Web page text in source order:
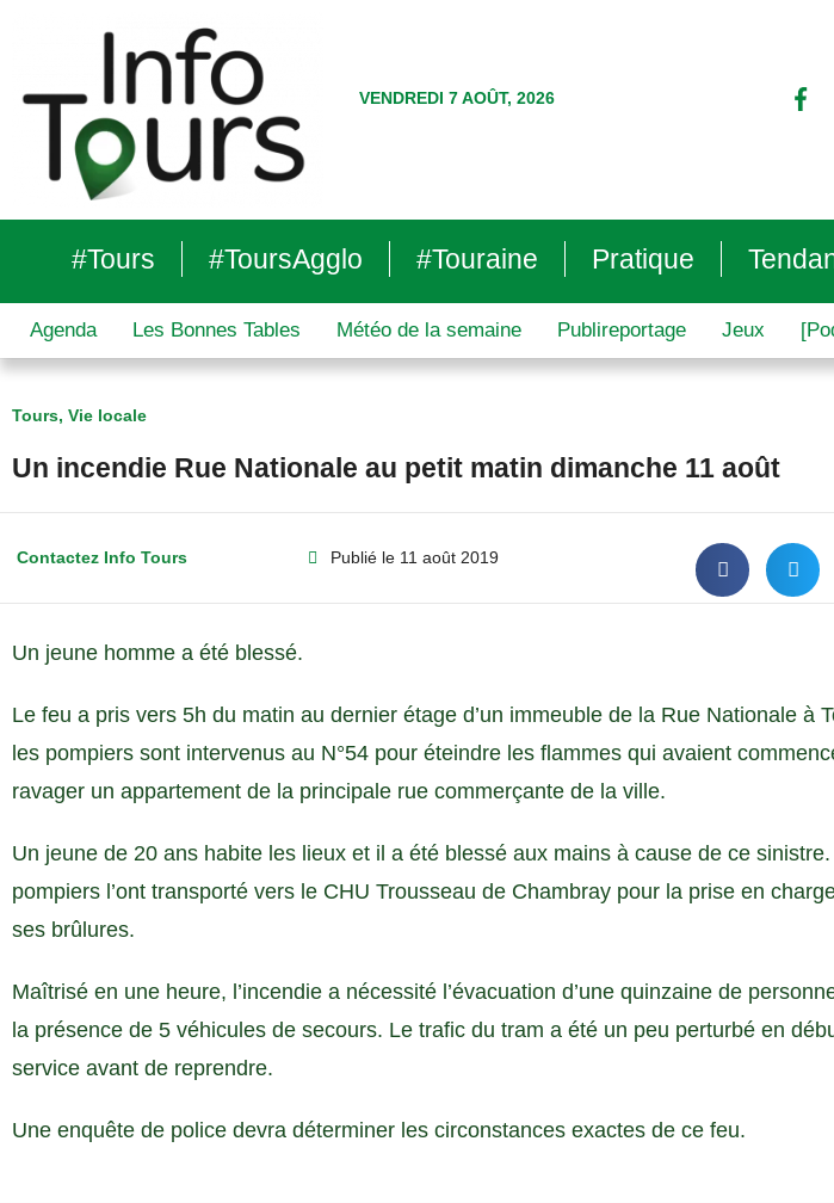
VENDREDI 7 AOÛT, 2026
#Tours #ToursAgglo #Touraine Pratique
Agenda Les Bonnes Tables Météo de la semaine Publireportage Jeux
Tours, Vie locale
Un incendie Rue Nationale au petit matin dimanche 11 août
Contactez Info Tours Publié le 11 août 2019
Un jeune homme a été blessé.
Le feu a pris vers 5h du matin au dernier étage d’un immeuble de la Rue Nationale à
les pompiers sont intervenus au N°54 pour éteindre les flammes qui avaient
ravager un appartement de la principale rue commerçante de la ville.
Un jeune de 20 ans habite les lieux et il a été blessé aux mains à cause de ce
pompiers l’ont transporté vers le CHU Trousseau de Chambray pour la prise en
ses brûlures.
Maîtrisé en une heure, l’incendie a nécessité l’évacuation d’une quinzaine de
la présence de 5 véhicules de secours. Le trafic du tram a été un peu perturbé en
service avant de reprendre.
Une enquête de police devra déterminer les circonstances exactes de ce feu.